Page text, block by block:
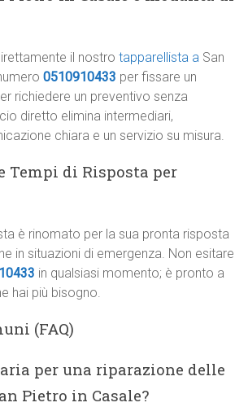
il nostrotapparellista a San
0510910433 per fissare un
richiedere un preventivo senza
diretto elimina intermediari,
chiara e un servizio su misura.
Tempi di Risposta per
è rinomato per la sua pronta risposta
in situazioni di emergenza. Non esitare
in qualsiasi momento; è pronto a
hai più bisogno.
(FAQ)
per una riparazione delle
Pietro in Casale?